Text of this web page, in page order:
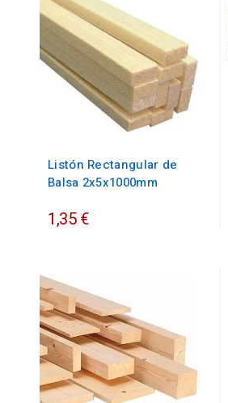
Listón Rectangular de
Balsa 2x5x1000mm
1,35 €